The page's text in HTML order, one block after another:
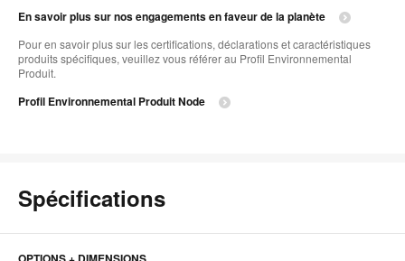
En savoir plus sur nos engagements en faveur de la planète
Pour en savoir plus sur les certifications, déclarations et caractéristiques
produits spécifiques, veuillez vous référer au Profil Environnemental
Produit.
Profil Environnemental Produit Node
Spécifications